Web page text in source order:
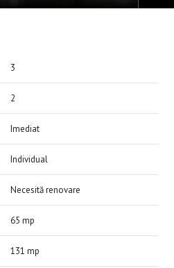
3
2
Imediat
Individual
Necesită renovare
65 mp
131 mp